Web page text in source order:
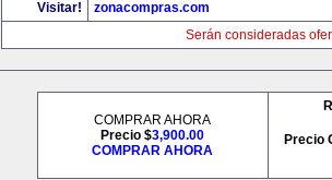
Visitar!
zonacompras.com
Serán consideradas
COMPRAR AHORA
Precio $3,900.00
COMPRAR AHORA
Precio